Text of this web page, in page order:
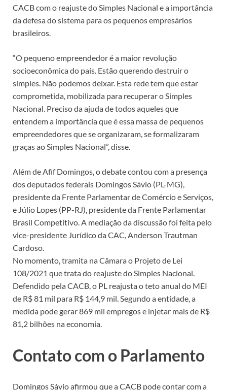
CACB com o reajuste do Simples Nacional e a importância
da defesa do sistema para os pequenos empresários
brasileiros.
“O pequeno empreendedor é a maior revolução
socioeconômica do país. Estão querendo destruir o
simples. Não podemos deixar. Esta rede tem que estar
comprometida, mobilizada para recuperar o Simples
Nacional. Preciso da ajuda de todos aqueles que
entendem a importância que é essa massa de pequenos
empreendedores que se organizaram, se formalizaram
graças ao Simples Nacional”, disse.
Além de Afif Domingos, o debate contou com a presença
dos deputados federais Domingos Sávio (PL-MG),
presidente da Frente Parlamentar de Comércio e Serviços,
e Júlio Lopes (PP-RJ), presidente da Frente Parlamentar
Brasil Competitivo. A mediação da discussão foi feita pelo
vice-presidente Jurídico da CAC, Anderson Trautman
Cardoso.
No momento, tramita na Câmara o Projeto de Lei
108/2021 que trata do reajuste do Simples Nacional.
Defendido pela CACB, o PL reajusta o teto anual do MEI
de R$ 81 mil para R$ 144,9 mil. Segundo a entidade, a
medida pode gerar 869 mil empregos e injetar mais de R$
81,2 bilhões na economia.
Contato com o Parlamento
Domingos Sávio afirmou que a CACB pode contar com a